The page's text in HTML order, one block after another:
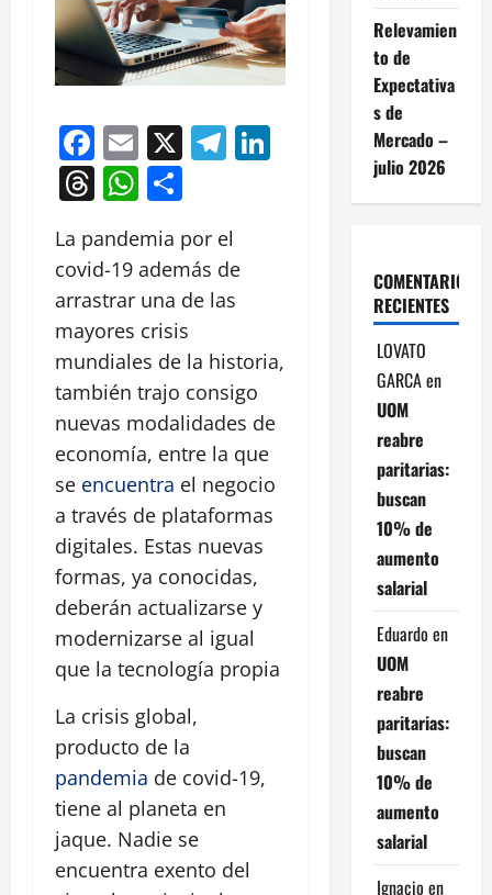
Facebook
Email
X Telegram
LinkedIn
Threads
WhatsApp
La pandemia por el
covid-19 además de
arrastrar una de las
mayores crisis
mundiales de la historia,
también trajo consigo
nuevas modalidades de
economía, entre la que
se encuentra el negocio
a través de plataformas
digitales. Estas nuevas
formas, ya conocidas,
deberán actualizarse y
modernizarse al igual
que la tecnología propia
La crisis global,
producto de la
pandemia de covid-19,
tiene al planeta en
jaque. Nadie se
encuentra exento del
Relevamien
to de
Expectativa
s de
Mercado –
julio 2026
COMENTARIOS
RECIENTES
LOVATO
GARCAen
UOM
reabre
paritarias:
buscan
10% de
aumento
salarial
Eduardo en
UOM
reabre
paritarias:
buscan
10% de
aumento
salarial
Ignacio en